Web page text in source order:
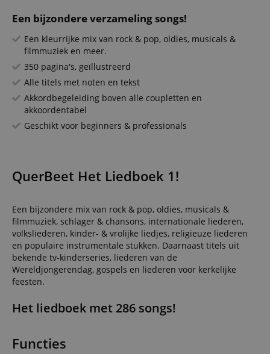
Een bijzondere verzameling songs!
Een kleurrijke mix van rock & pop, oldies, musicals &
filmmuziek en meer.
350 pagina's, geïllustreerd
Alle titels met noten en tekst
Akkordbegeleiding boven alle coupletten en
akkoordentabel
Geschikt voor beginners & professionals
QuerBeet Het Liedboek 1!
Een bijzondere mix van rock & pop, oldies, musicals &
filmmuziek, schlager & chansons, internationale liederen,
volksliederen, kinder- & vrolijke liedjes, religieuze liederen
en populaire instrumentale stukken. Daarnaast titels uit
bekende tv-kinderseries, liederen van de
Wereldjongerendag, gospels en liederen voor kerkelijke
feesten.
Het liedboek met 286 songs!
Functies